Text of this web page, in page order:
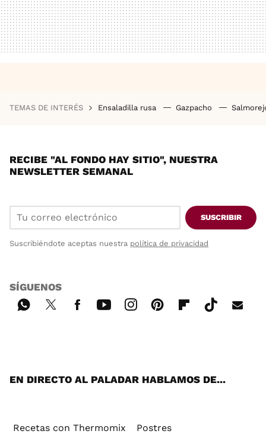
TEMAS DE INTERÉS Ensaladilla rusa Gazpacho
RECIBE "AL FONDO HAY SITIO", NUESTRA
NEWSLETTER SEMANAL
SUSCRIBIR
Suscribiéndote aceptas nuestra política de privacidad
SÍGUENOS
EN DIRECTO AL PALADAR HABLAMOS DE...
Recetas con Thermomix Postres